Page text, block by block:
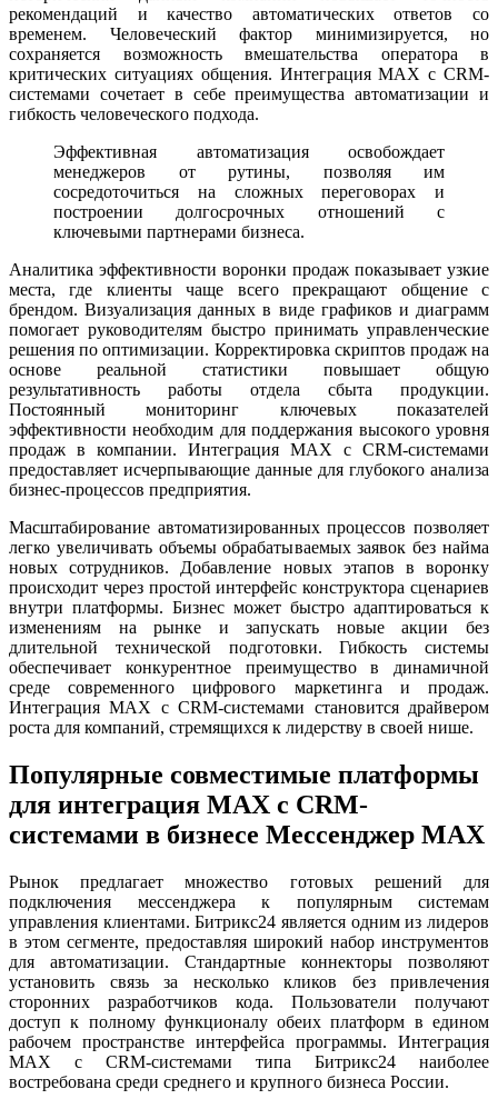
рекомендаций и качество автоматических ответов со
временем. Человеческий фактор минимизируется, но
сохраняется возможность вмешательства оператора в
критических ситуациях общения. Интеграция MAX с CRM-
системами сочетает в себе преимущества автоматизации и
гибкость человеческого подхода.
Эффективная автоматизация освобождает
менеджеров от рутины, позволяя им
сосредоточиться на сложных переговорах и
построении долгосрочных отношений с
ключевыми партнерами бизнеса.
Аналитика эффективности воронки продаж показывает узкие
места, где клиенты чаще всего прекращают общение с
брендом. Визуализация данных в виде графиков и диаграмм
помогает руководителям быстро принимать управленческие
решения по оптимизации. Корректировка скриптов продаж на
основе реальной статистики повышает общую
результативность работы отдела сбыта продукции.
Постоянный мониторинг ключевых показателей
эффективности необходим для поддержания высокого уровня
продаж в компании. Интеграция MAX с CRM-системами
предоставляет исчерпывающие данные для глубокого анализа
бизнес-процессов предприятия.
Масштабирование автоматизированных процессов позволяет
легко увеличивать объемы обрабатываемых заявок без найма
новых сотрудников. Добавление новых этапов в воронку
происходит через простой интерфейс конструктора сценариев
внутри платформы. Бизнес может быстро адаптироваться к
изменениям на рынке и запускать новые акции без
длительной технической подготовки. Гибкость системы
обеспечивает конкурентное преимущество в динамичной
среде современного цифрового маркетинга и продаж.
Интеграция MAX с CRM-системами становится драйвером
роста для компаний, стремящихся к лидерству в своей нише.
Популярные совместимые платформы
для интеграция MAX с CRM-
системами в бизнесе Мессенджер MAX
Рынок предлагает множество готовых решений для
подключения мессенджера к популярным системам
управления клиентами. Битрикс24 является одним из лидеров
в этом сегменте, предоставляя широкий набор инструментов
для автоматизации. Стандартные коннекторы позволяют
установить связь за несколько кликов без привлечения
сторонних разработчиков кода. Пользователи получают
доступ к полному функционалу обеих платформ в едином
рабочем пространстве интерфейса программы. Интеграция
MAX с CRM-системами типа Битрикс24 наиболее
востребована среди среднего и крупного бизнеса России.